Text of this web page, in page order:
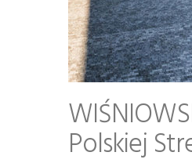
Polskiej